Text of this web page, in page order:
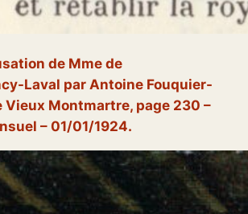
de Mme de
Laval par Antoine Fouquier-
Vieux Montmartre, page 230 –
– 01/01/1924.